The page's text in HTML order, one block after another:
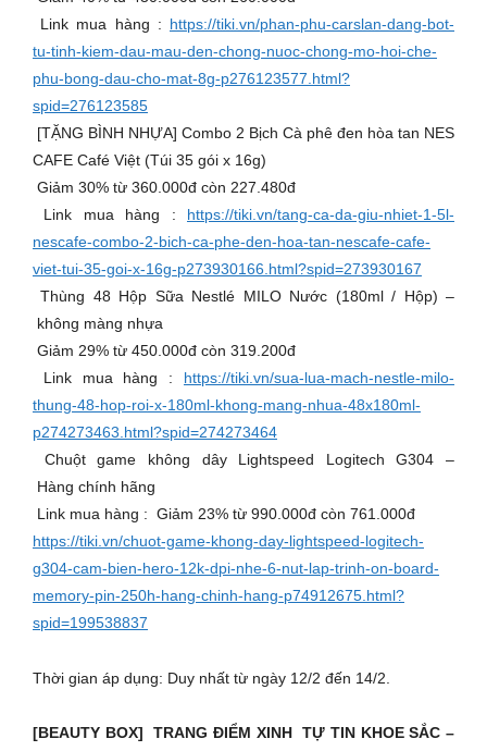
Link mua hàng : https://tiki.vn/phan-phu-carslan-dang-bot-
tu-tinh-kiem-dau-mau-den-chong-nuoc-chong-mo-hoi-che-
phu-bong-dau-cho-mat-8g-p276123577.html?
spid=276123585
[TẶNG BÌNH NHỰA] Combo 2 Bịch Cà phê đen hòa tan NES
CAFE Café Việt (Túi 35 gói x 16g)
Giảm 30% từ 360.000đ còn 227.480đ
Link mua hàng : https://tiki.vn/tang-ca-da-giu-nhiet-1-5l-
nescafe-combo-2-bich-ca-phe-den-hoa-tan-nescafe-cafe-
viet-tui-35-goi-x-16g-p273930166.html?spid=273930167
Thùng 48 Hộp Sữa Nestlé MILO Nước (180ml / Hộp) –
không màng nhựa
Giảm 29% từ 450.000đ còn 319.200đ
Link mua hàng : https://tiki.vn/sua-lua-mach-nestle-milo-
thung-48-hop-roi-x-180ml-khong-mang-nhua-48x180ml-
p274273463.html?spid=274273464
️ Chuột game không dây Lightspeed Logitech G304 –
Hàng chính hãng
Link mua hàng : Giảm 23% từ 990.000đ còn 761.000đ
https://tiki.vn/chuot-game-khong-day-lightspeed-logitech-
g304-cam-bien-hero-12k-dpi-nhe-6-nut-lap-trinh-on-board-
memory-pin-250h-hang-chinh-hang-p74912675.html?
spid=199538837
Thời gian áp dụng: Duy nhất từ ngày 12/2 đến 14/2.
[BEAUTY BOX] TRANG ĐIỂM XINH TỰ TIN KHOE SẮC –